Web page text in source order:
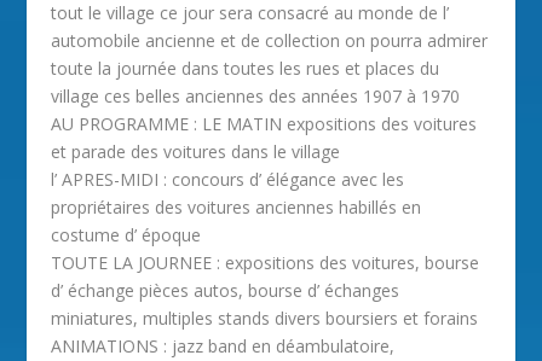
tout le village ce jour sera consacré au monde de l’
automobile ancienne et de collection on pourra admirer
toute la journée dans toutes les rues et places du
village ces belles anciennes des années 1907 à 1970
AU PROGRAMME : LE MATIN expositions des voitures
et parade des voitures dans le village
l’ APRES-MIDI : concours d’ élégance avec les
propriétaires des voitures anciennes habillés en
costume d’ époque
TOUTE LA JOURNEE : expositions des voitures, bourse
d’ échange pièces autos, bourse d’ échanges
miniatures, multiples stands divers boursiers et forains
ANIMATIONS : jazz band en déambulatoire,